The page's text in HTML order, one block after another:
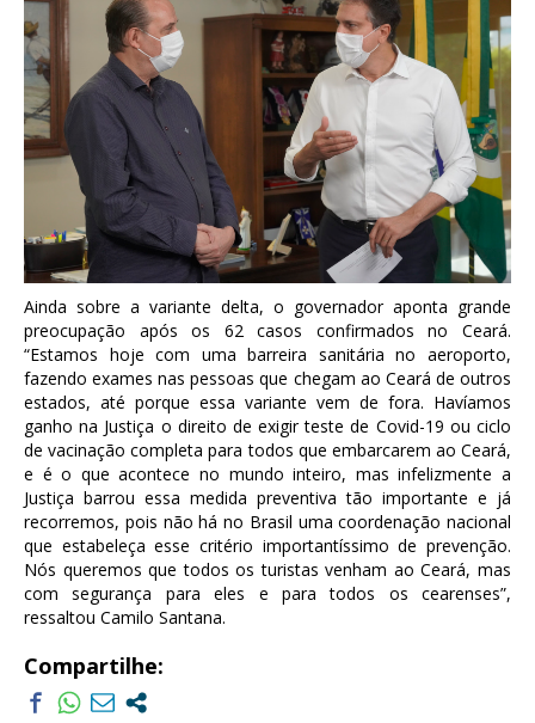
Ainda sobre a variante delta, o governador aponta grande
preocupação após os 62 casos confirmados no Ceará.
“Estamos hoje com uma barreira sanitária no aeroporto,
fazendo exames nas pessoas que chegam ao Ceará de outros
estados, até porque essa variante vem de fora. Havíamos
ganho na Justiça o direito de exigir teste de Covid-19 ou ciclo
de vacinação completa para todos que embarcarem ao Ceará,
e é o que acontece no mundo inteiro, mas infelizmente a
Justiça barrou essa medida preventiva tão importante e já
recorremos, pois não há no Brasil uma coordenação nacional
que estabeleça esse critério importantíssimo de prevenção.
Nós queremos que todos os turistas venham ao Ceará, mas
com segurança para eles e para todos os cearenses”,
ressaltou Camilo Santana.
Compartilhe: